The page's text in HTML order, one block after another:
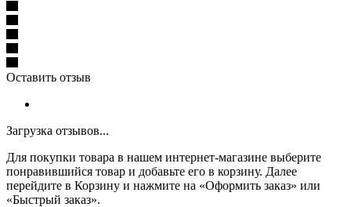
Оставить отзыв
Загрузка отзывов...
Для покупки товара в нашем интернет-магазине выберите
понравившийся товар и добавьте его в корзину. Далее
перейдите в Корзину и нажмите на «Оформить заказ» или
«Быстрый заказ».